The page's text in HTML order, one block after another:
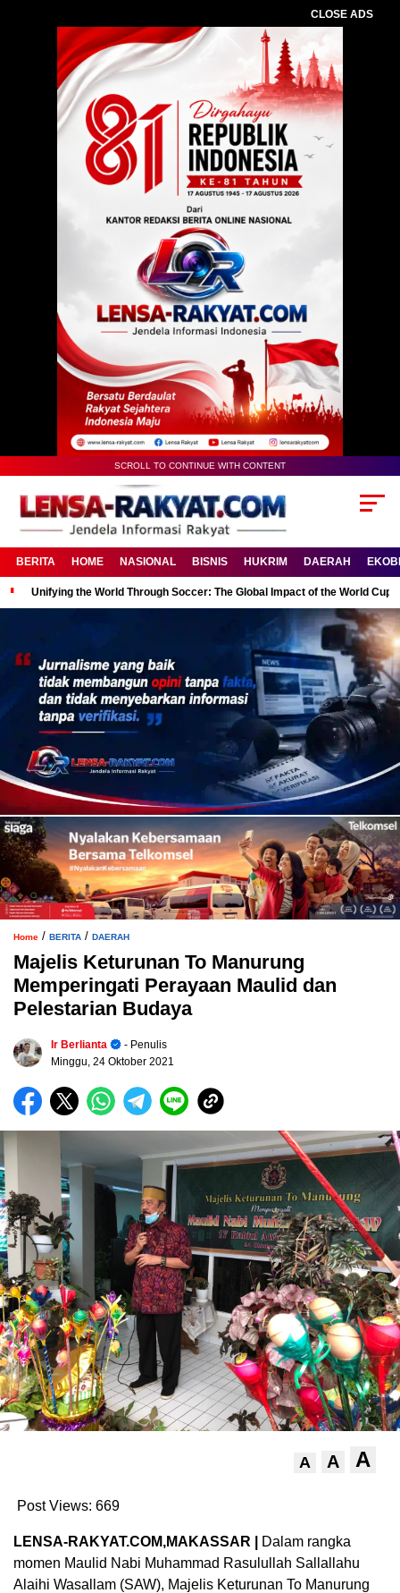
CLOSE ADS
SCROLL TO CONTINUE WITH CONTENT
BERITA HOME NASIONAL BISNIS HUKRIM DAERAH
Unifying the World Through Soccer: The Global Impact of the World Cup
Home / BERITA / DAERAH
Majelis Keturunan To Manurung
Memperingati Perayaan Maulid dan
Pelestarian Budaya
Ir Berlianta
- Penulis
Minggu, 24 Oktober 2021
A A A
Post Views: 669
LENSA-RAKYAT.COM,MAKASSAR |
Dalam rangka
momen Maulid Nabi Muhammad Rasulullah Sallallahu
Alaihi Wasallam (SAW), Majelis Keturunan To Manurung